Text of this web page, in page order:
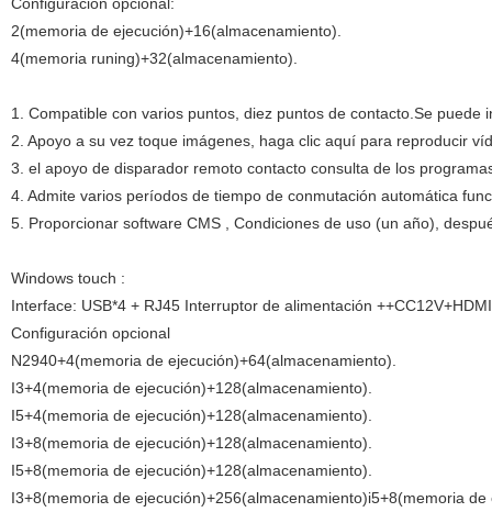
2(memoria de ejecución)+16(almacenamiento).
4(memoria runing)+32(almacenamiento).
1. Compatible con varios puntos, diez puntos de contacto.Se puede
2. Apoyo a su vez toque imágenes, haga clic aquí para reproducir
3. el apoyo de disparador remoto contacto consulta de los
4. Admite varios períodos de tiempo de conmutación automática
5. Proporcionar software CMS , Condiciones de uso (un año),
Windows touch :
Interface: USB*4 + RJ45 Interruptor de alimentación
Configuración opcional
N2940+4(memoria de ejecución)+64(almacenamiento).
I3+4(memoria de ejecución)+128(almacenamiento).
I5+4(memoria de ejecución)+128(almacenamiento).
I3+8(memoria de ejecución)+128(almacenamiento).
I5+8(memoria de ejecución)+128(almacenamiento).
I3+8(memoria de ejecución)+256(almacenamiento)i5+8(memoria